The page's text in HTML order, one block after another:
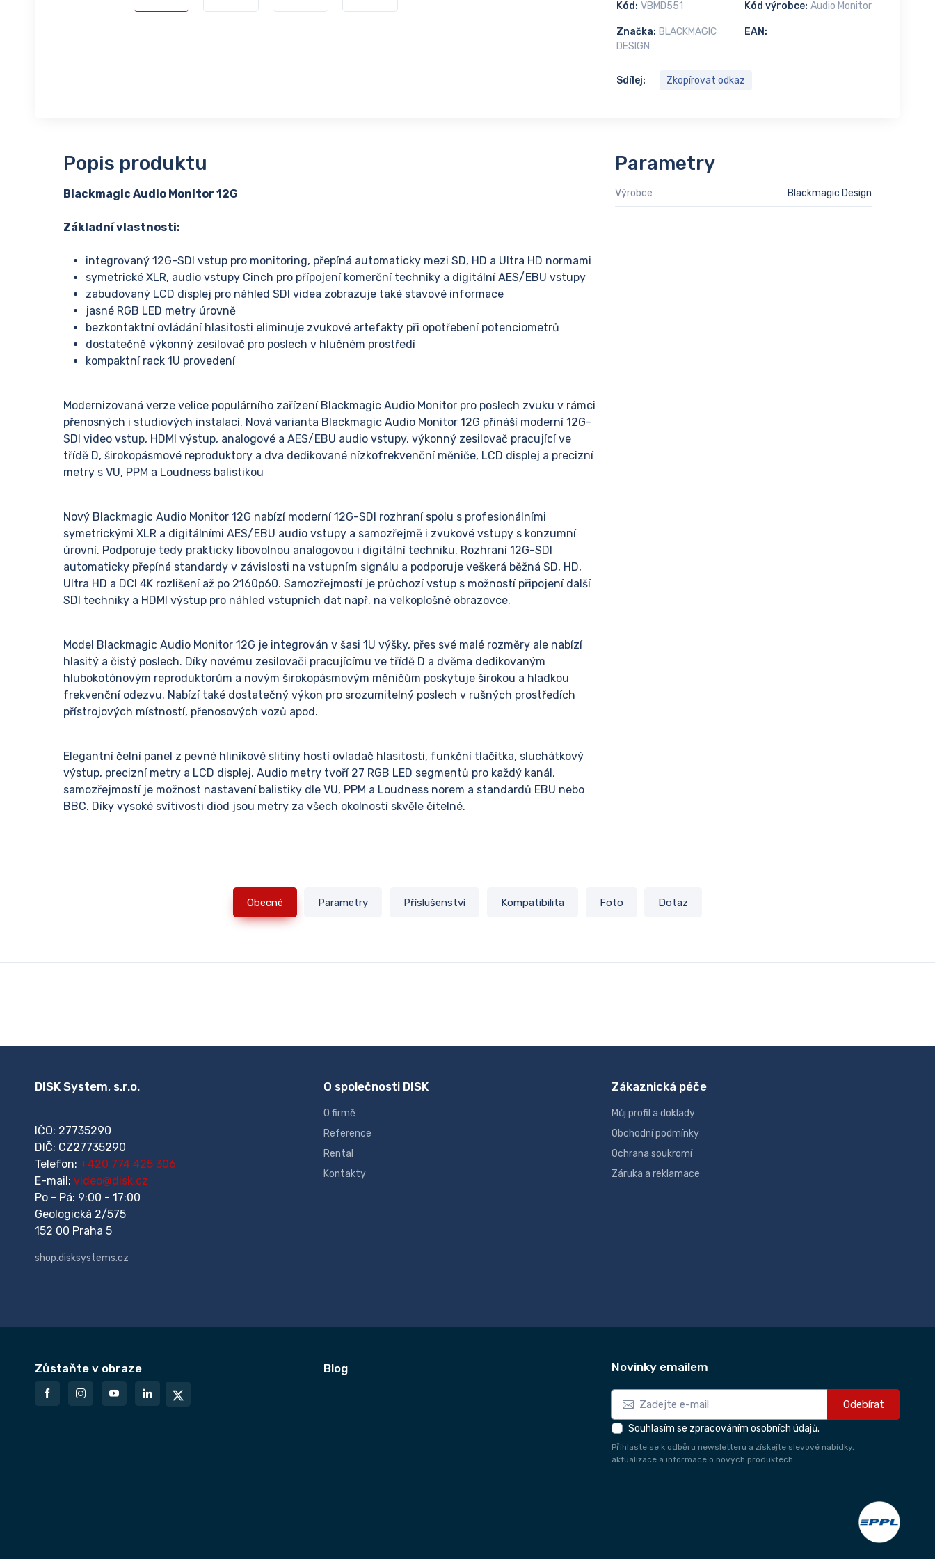
Kód: VBMD551 Kód výrobce: Audio Monitor
EAN:
Značka: BLACKMAGIC
DESIGN
Sdílej: Zkopírovat odkaz
Popis produktu
Blackmagic Audio Monitor 12G
Základní vlastnosti:
integrovaný 12G-SDI vstup pro monitoring, přepíná automaticky mezi SD, HD a Ultra HD normami
symetrické XLR, audio vstupy Cinch pro přípojení komerční techniky a digitální AES/EBU vstupy
zabudovaný LCD displej pro náhled SDI videa zobrazuje také stavové informace
jasné RGB LED metry úrovně
bezkontaktní ovládání hlasitosti eliminuje zvukové artefakty při opotřebení potenciometrů
dostatečně výkonný zesilovač pro poslech v hlučném prostředí
kompaktní rack 1U provedení
Modernizovaná verze velice populárního zařízení Blackmagic Audio Monitor pro poslech zvuku v rámci
přenosných i studiových instalací. Nová varianta Blackmagic Audio Monitor 12G přináší moderní 12G-
SDI video vstup, HDMI výstup, analogové a AES/EBU audio vstupy, výkonný zesilovač pracující ve
třídě D, širokopásmové reproduktory a dva dedikované nízkofrekvenční měniče, LCD displej a precizní
metry s VU, PPM a Loudness balistikou
Nový Blackmagic Audio Monitor 12G nabízí moderní 12G-SDI rozhraní spolu s profesionálními
symetrickými XLR a digitálními AES/EBU audio vstupy a samozřejmě i zvukové vstupy s konzumní
úrovní. Podporuje tedy prakticky libovolnou analogovou i digitální techniku. Rozhraní 12G-SDI
automaticky přepíná standardy v závislosti na vstupním signálu a podporuje veškerá běžná SD, HD,
Ultra HD a DCI 4K rozlišení až po 2160p60. Samozřejmostí je průchozí vstup s možností připojení další
SDI techniky a HDMI výstup pro náhled vstupních dat např. na velkoplošné obrazovce.
Model Blackmagic Audio Monitor 12G je integrován v šasi 1U výšky, přes své malé rozměry ale nabízí
hlasitý a čistý poslech. Díky novému zesilovači pracujícímu ve třídě D a dvěma dedikovaným
hlubokotónovým reproduktorům a novým širokopásmovým měničům poskytuje širokou a hladkou
frekvenční odezvu. Nabízí také dostatečný výkon pro srozumitelný poslech v rušných prostředích
přístrojových místností, přenosových vozů apod.
Elegantní čelní panel z pevné hliníkové slitiny hostí ovladač hlasitosti, funkční tlačítka, sluchátkový
výstup, precizní metry a LCD displej. Audio metry tvoří 27 RGB LED segmentů pro každý kanál,
samozřejmostí je možnost nastavení balistiky dle VU, PPM a Loudness norem a standardů EBU nebo
BBC. Díky vysoké svítivosti diod jsou metry za všech okolností skvěle čitelné.
Parametry
Výrobce Blackmagic Design
Obecné Parametry Příslušenství Kompatibilita Foto Dotaz
DISK System, s.r.o.
IČO: 27735290
DIČ: CZ27735290
Telefon: +420 774 425 306
E-mail: video@disk.cz
Po - Pá: 9:00 - 17:00
Geologická 2/575
152 00 Praha 5
shop.disksystems.cz
O společnosti DISK
O firmě
Reference
Rental
Kontakty
Zákaznická péče
Můj profil a doklady
Obchodní podmínky
Ochrana soukromí
Záruka a reklamace
Zůstaňte v obraze Blog Novinky emailem
Odebírat
Souhlasím se zpracováním osobních údajů.
Přihlaste se k odběru newsletteru a získejte slevové nabídky,
aktualizace a informace o nových produktech.